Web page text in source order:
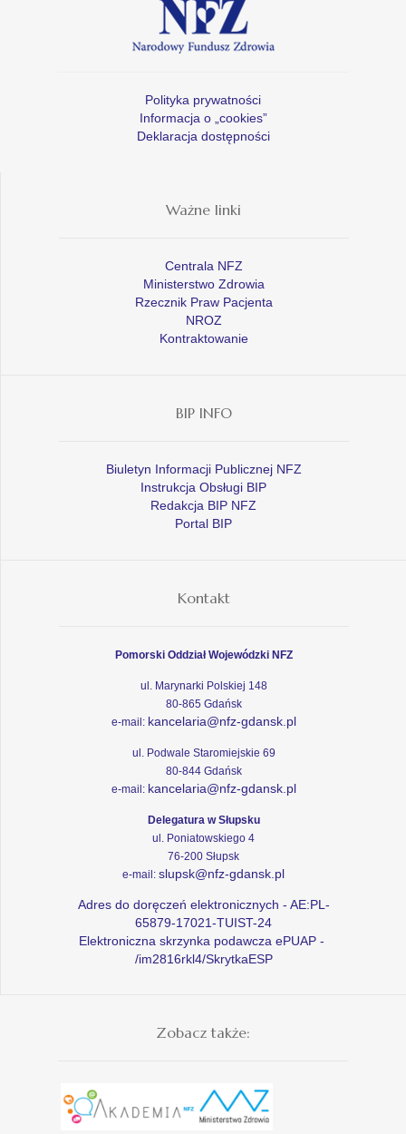
Polityka prywatności
Informacja o „cookies”
Deklaracja dostępności
Ważne linki
Centrala NFZ
Ministerstwo Zdrowia
Rzecznik Praw Pacjenta
NROZ
Kontraktowanie
BIP INFO
Biuletyn Informacji Publicznej NFZ
Instrukcja Obsługi BIP
Redakcja BIP NFZ
Portal BIP
Kontakt
Pomorski Oddział Wojewódzki NFZ
ul. Marynarki Polskiej 148
80-865 Gdańsk
e-mail: kancelaria@nfz-gdansk.pl
ul. Podwale Staromiejskie 69
80-844 Gdańsk
e-mail: kancelaria@nfz-gdansk.pl
Delegatura w Słupsku
ul. Poniatowskiego 4
76-200 Słupsk
e-mail: slupsk@nfz-gdansk.pl
Adres do doręczeń elektronicznych - AE:PL-
65879-17021-TUIST-24
Elektroniczna skrzynka podawcza ePUAP -
/im2816rkl4/SkrytkaESP
Zobacz także: